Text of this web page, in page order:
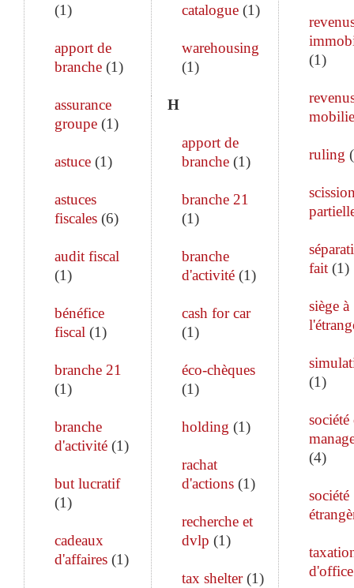
(1)
apport de
branche (1)
assurance
groupe (1)
astuce (1)
astuces
fiscales (6)
audit fiscal
(1)
bénéfice
fiscal (1)
branche 21
(1)
branche
d'activité (1)
but lucratif
(1)
cadeaux
d'affaires (1)
catalogue(1)
warehousing
(1)
H
apport de
branche(1)
branche 21
(1)
branche
d'activité(1)
cash for car
(1)
éco-chèques
(1)
holding (1)
rachat
d'actions(1)
recherche et
dvlp (1)
tax shelter(1)
(1)
ruling (
fait(1)
siège à
(1)
société
(4)
société
d'office